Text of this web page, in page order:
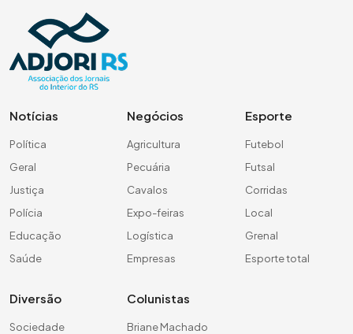
Notícias
Política
Geral
Justiça
Polícia
Educação
Saúde
Negócios
Agricultura
Pecuária
Cavalos
Expo-feiras
Logística
Empresas
Esporte
Futebol
Futsal
Corridas
Local
Grenal
Esporte total
Diversão
Sociedade
Colunistas
Briane Machado